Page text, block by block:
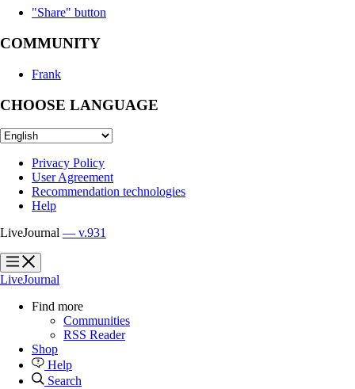
"Share" button
COMMUNITY
Frank
CHOOSE LANGUAGE
Privacy Policy
User Agreement
Recommendation technologies
Help
LiveJournal — v.931
?
?
LiveJournal
Find more
Communities
RSS Reader
Shop
Help
Search